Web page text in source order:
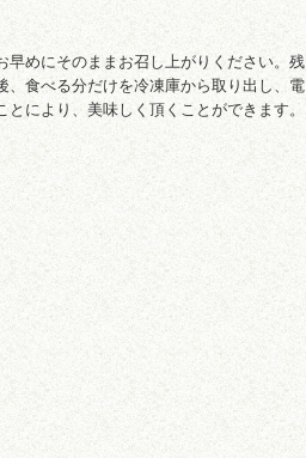
早めにそのままお召し上がりください。残
、食べる分だけを冷凍庫から取り出し、電
により、美味しく頂くことができます。